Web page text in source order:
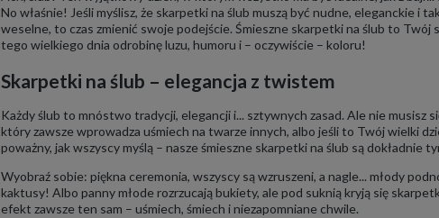
No właśnie! Jeśli myślisz, że skarpetki na ślub muszą być nudne, eleganckie i
weselne, to czas zmienić swoje podejście. Śmieszne skarpetki na ślub to
tego wielkiego dnia odrobinę luzu, humoru i – oczywiście – koloru!
Skarpetki na ślub – elegancja z twistem
Każdy ślub to mnóstwo tradycji, elegancji i... sztywnych zasad. Ale nie musisz
który zawsze wprowadza uśmiech na twarze innych, albo jeśli to Twój wielki
poważny, jak wszyscy myślą – nasze śmieszne skarpetki na ślub są dokładnie
Wyobraź sobie: piękna ceremonia, wszyscy są wzruszeni, a nagle... młody
kaktusy! Albo panny młode rozrzucają bukiety, ale pod suknią kryją się
efekt zawsze ten sam – uśmiech, śmiech i niezapomniane chwile.